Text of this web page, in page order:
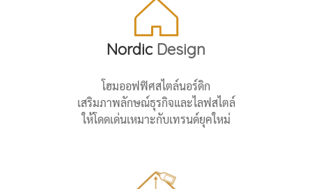
Nordic Design
โฮมออฟฟิศสไตล์นอร์ดิก
เสริมภาพลักษณ์ธุรกิจและไลฟสไตล์
ให้โดดเด่นเหมาะกับเทรนด์ยุคใหม่